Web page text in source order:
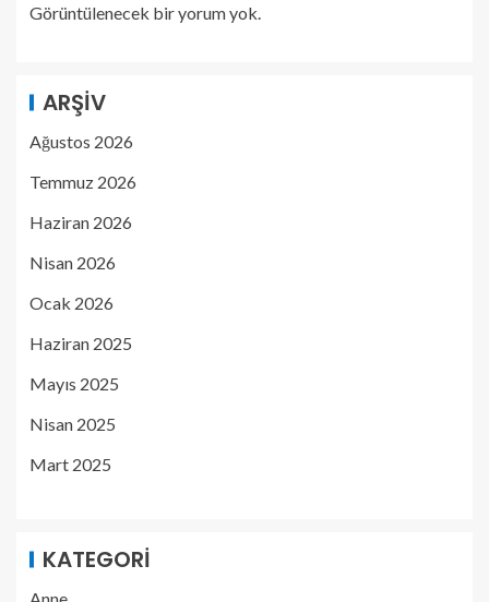
Görüntülenecek bir yorum yok.
ARŞIV
Ağustos 2026
Temmuz 2026
Haziran 2026
Nisan 2026
Ocak 2026
Haziran 2025
Mayıs 2025
Nisan 2025
Mart 2025
KATEGORI